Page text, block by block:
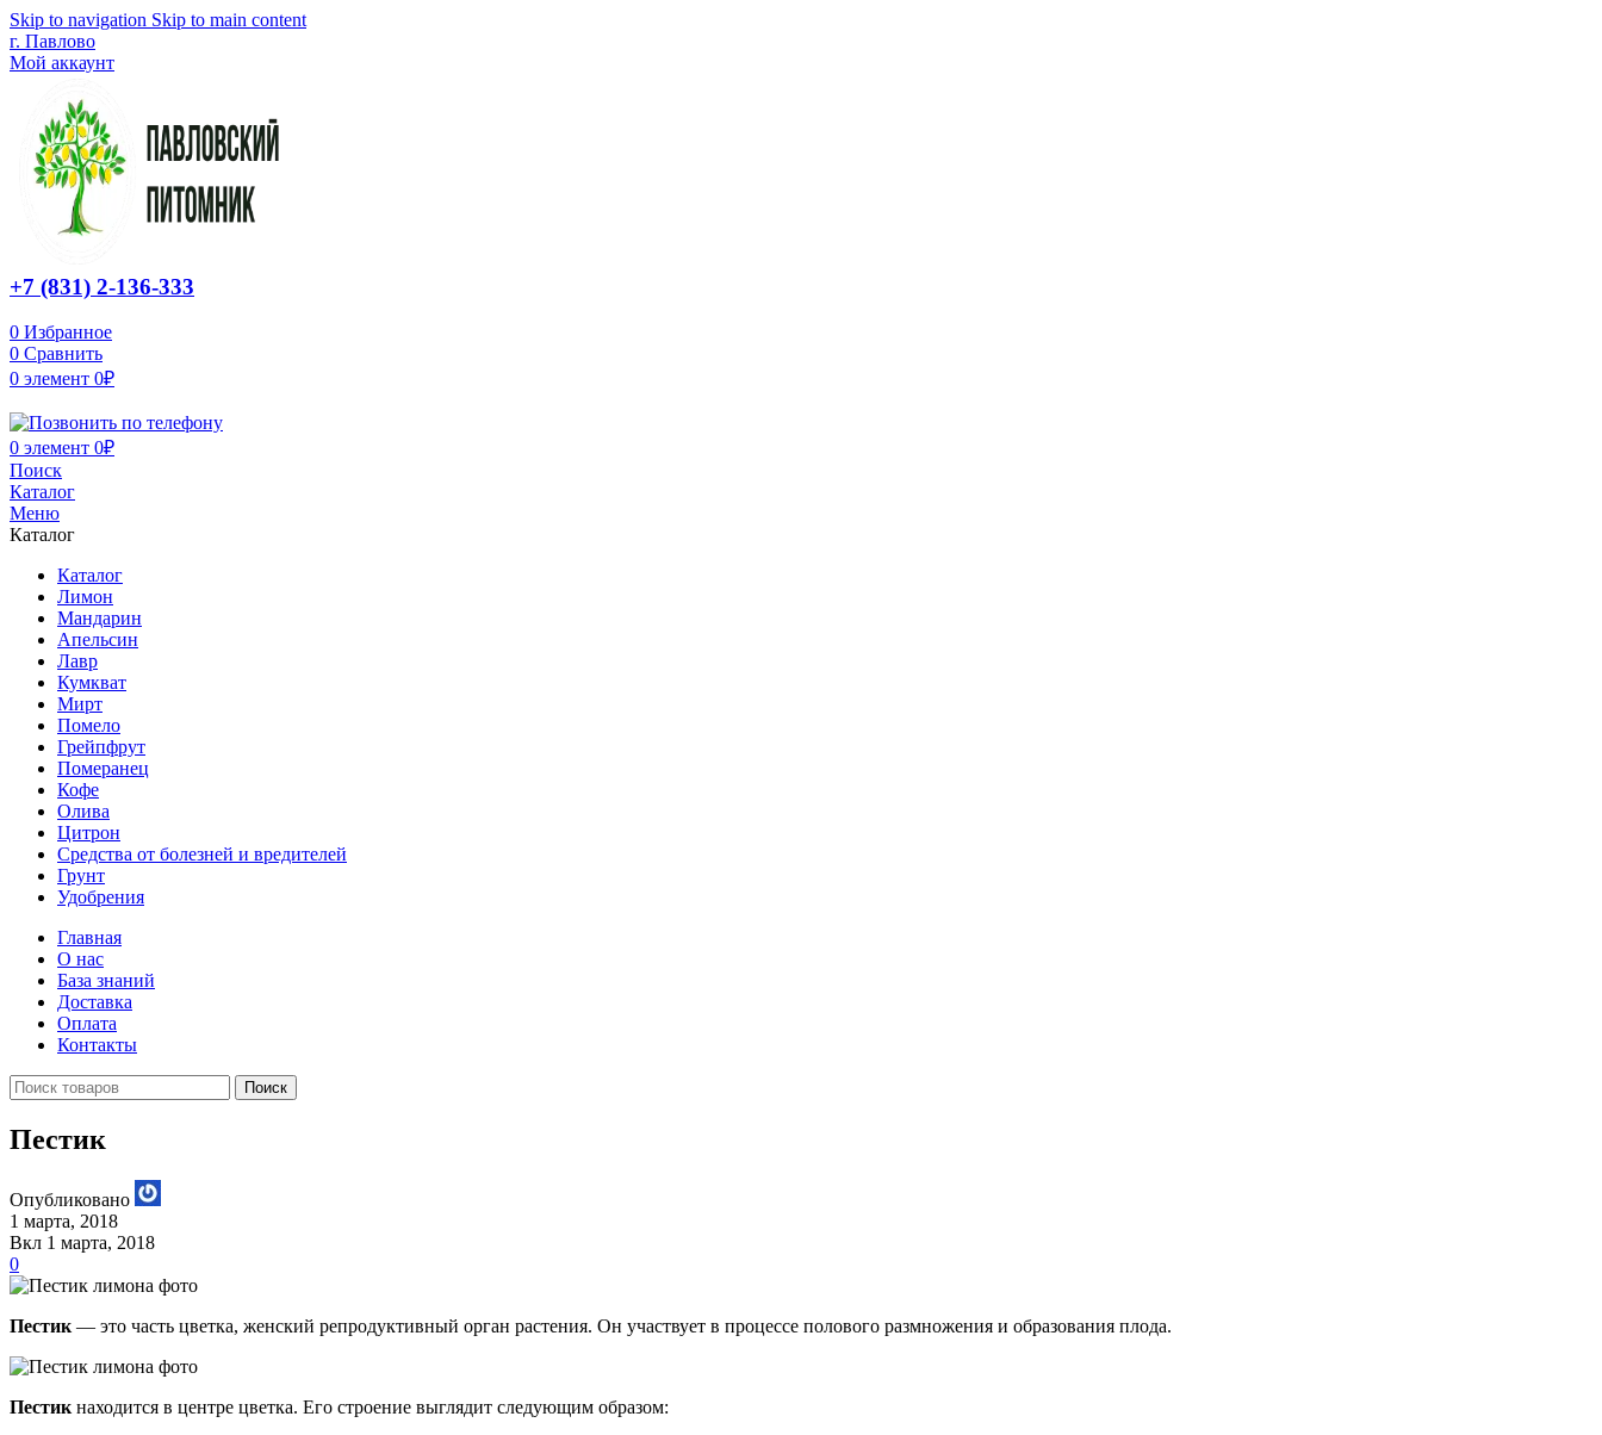
Skip to navigation Skip to main content
г. Павлово
Мой аккаунт
+7 (831) 2-136-333
0 Избранное
0 Сравнить
0 элемент 0₽
0 элемент 0₽
Поиск
Каталог
Меню
Каталог
Каталог
Лимон
Мандарин
Апельсин
Лавр
Кумкват
Мирт
Помело
Грейпфрут
Померанец
Кофе
Олива
Цитрон
Средства от болезней и вредителей
Грунт
Удобрения
Главная
О нас
База знаний
Доставка
Оплата
Контакты
Поиск
Пестик
Опубликовано
1 марта, 2018
Вкл 1 марта, 2018
0
Пестик — это часть цветка, женский репродуктивный орган растения. Он участвует в процессе полового размножения и образования плода.
Пестик находится в центре цветка. Его строение выглядит следующим образом: